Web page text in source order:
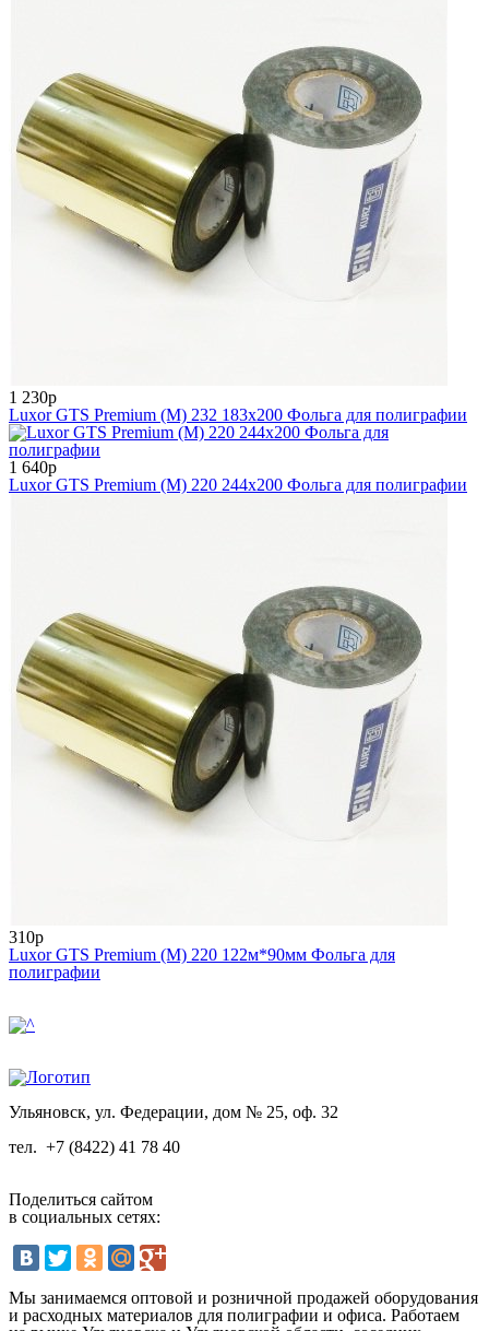
1 230р
Luxor GTS Premium (M) 232 183x200 Фольга для полиграфии
1 640р
Luxor GTS Premium (M) 220 244x200 Фольга для полиграфии
310р
Luxor GTS Premium (M) 220 122м*90мм Фольга для
полиграфии
Ульяновск, ул. Федерации, дом № 25, оф. 32
тел. +7 (8422) 41 78 40
Поделиться сайтом
в социальных сетях:
Мы занимаемся оптовой и розничной продажей оборудования
и расходных материалов для полиграфии и офиса. Работаем